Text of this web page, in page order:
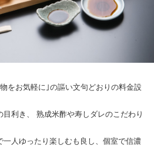
をお気軽に｣の謳い文句どおりの料金設
利き、 熟成米酢や寿しダレのこだわり
人ゆったり楽しむも良し、個室で信濃